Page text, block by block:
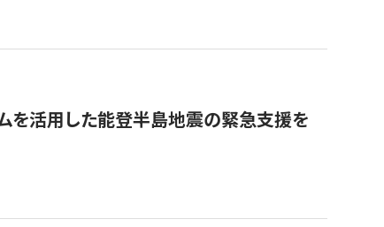
を活用した能登半島地震の緊急支援を